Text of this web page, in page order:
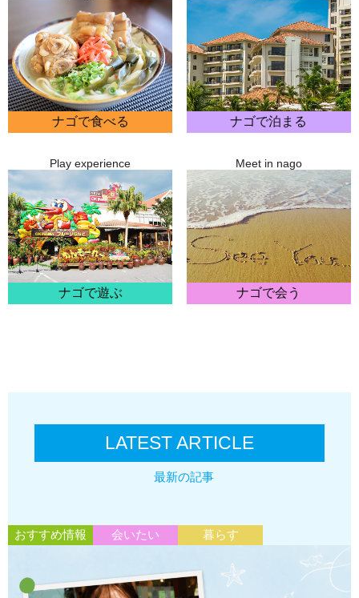
ナゴで食べる ナゴで泊まる
Play experience
ナゴで遊ぶ
Meet in nago
ナゴで会う
LATEST ARTICLE
最新の記事
おすすめ情報 会いたい 暮らす